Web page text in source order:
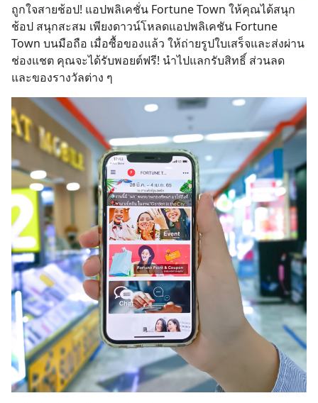
ถูกใจสายช้อป! แอปพลิเคชั่น Fortune Town ให้คุณได้สนุก
ช้อป สนุกสะสม เพียงดาวน์โหลดแอปพลิเคชัน Fortune
Town บนมือถือ เมื่อซื้อของแล้ว ให้ถ่ายรูปใบเสร็จและส่งผ่าน
ช่องแชต คุณจะได้รับพอยต์ฟรี! นำไปแลกรับสิทธิ์ ส่วนลด
และของรางวัลต่าง ๆ